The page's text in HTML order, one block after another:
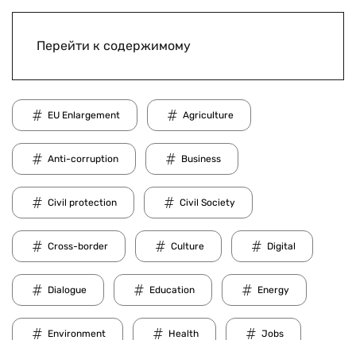
Перейти к содержимому
EU Enlargement Agriculture
Anti-corruption Business
Civil protection Civil Society
Cross-border Culture Digital
Dialogue Education Energy
Environment Health Jobs